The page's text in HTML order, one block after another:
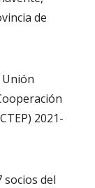
de
2021-
socios del